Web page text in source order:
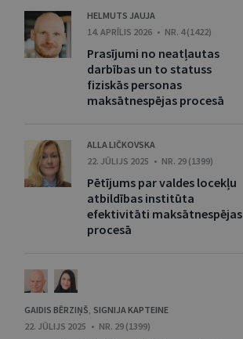
HELMUTS JAUJA
14. APRĪLIS 2026 • NR. 4 (1422)
Prasījumi no neatļautas
darbības un to statuss
fiziskās personas
maksātnespējas procesā
ALLA LIČKOVSKA
22. JŪLIJS 2025 • NR. 29 (1399)
Pētījums par valdes locekļu
atbildības institūta
efektivitāti maksātnespējas
procesā
GAIDIS BĒRZIŅŠ, SIGNIJA KAPTEINE
22. JŪLIJS 2025 • NR. 29 (1399)